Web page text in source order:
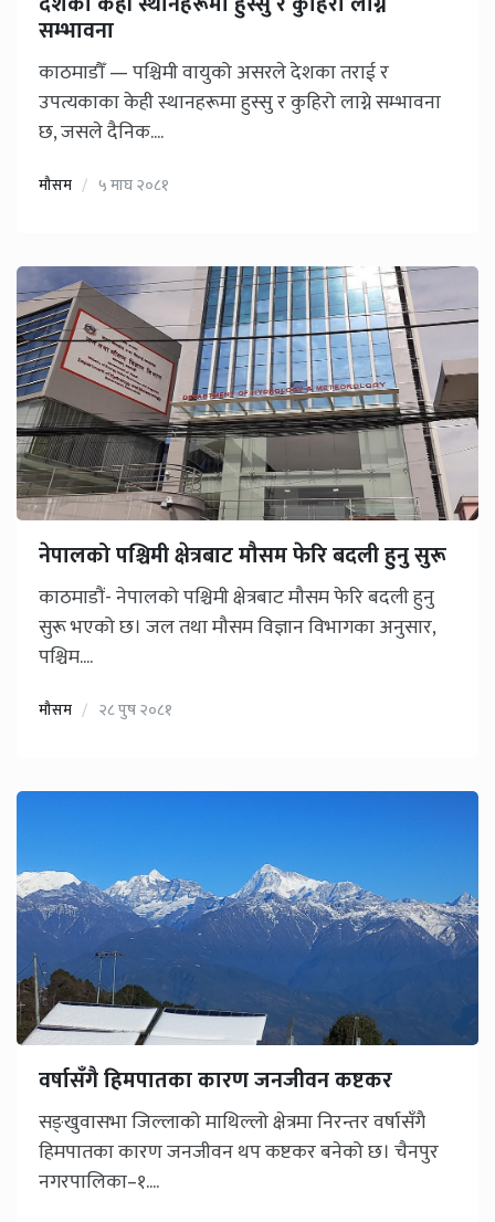
सम्भावना
काठमाडौँ — पश्चिमी वायुको असरले देशका तराई र
उपत्यकाका केही स्थानहरूमा हुस्सु र कुहिरो लाग्ने सम्भावना
छ, जसले दैनिक....
मौसम ५ माघ २०८१
नेपालको पश्चिमी क्षेत्रबाट मौसम फेरि बदली हुनु सुरू
काठमाडौं- नेपालको पश्चिमी क्षेत्रबाट मौसम फेरि बदली हुनु
सुरू भएको छ। जल तथा मौसम विज्ञान विभागका अनुसार,
पश्चिम....
मौसम २८ पुष २०८१
वर्षासँगै हिमपातका कारण जनजीवन कष्टकर
सङ्खुवासभा जिल्लाको माथिल्लो क्षेत्रमा निरन्तर वर्षासँगै
हिमपातका कारण जनजीवन थप कष्टकर बनेको छ। चैनपुर
नगरपालिका–१....